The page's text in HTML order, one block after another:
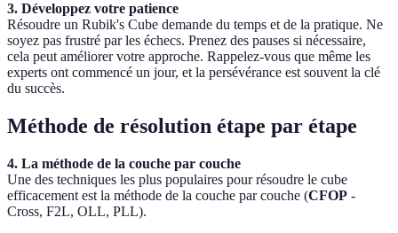
3. Développez votre patience
Résoudre un Rubik's Cube demande du temps et de la pratique. Ne
soyez pas frustré par les échecs. Prenez des pauses si nécessaire,
cela peut améliorer votre approche. Rappelez-vous que même les
experts ont commencé un jour, et la persévérance est souvent la clé
du succès.
Méthode de résolution étape par étape
4. La méthode de la couche par couche
Une des techniques les plus populaires pour résoudre le cube
efficacement est la méthode de la couche par couche (CFOP -
Cross, F2L, OLL, PLL).